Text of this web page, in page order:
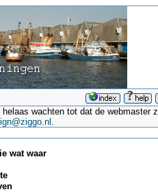
helaas wachten tot dat de
.
wat waar